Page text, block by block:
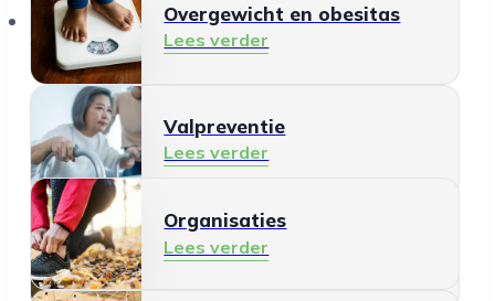
Overgewicht en obesitas
Lees verder
Valpreventie
Lees verder
Gezonde leefomgeving
Lees verder
Organisaties
Organisaties
Lees verder